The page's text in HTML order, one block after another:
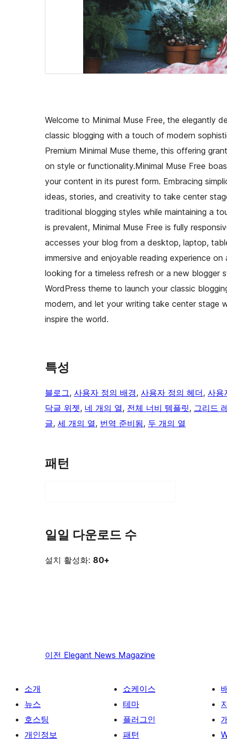
Welcome to Minimal Muse Free, the elegantly
classic blogging with a touch of modern
Premium Minimal Muse theme, this offering
on style or functionality.Minimal Muse Free
your content in its purest form. Embracing
ideas, stories, and creativity to take center
traditional blogging styles while maintaining a
is prevalent, Minimal Muse Free is fully
accesses your blog from a desktop, laptop,
immersive and enjoyable reading experience
looking for a timeless refresh or a new blogger
WordPress theme to launch your classic
modern, and let your writing take center stage
inspire the world.
특성
블로그, 사용자 정의 배경, 사용자 정의 헤더, 사용
닥글 위젯, 네 개의 열, 전체 너비 템플릿, 그리드
글, 세 개의 열, 번역 준비됨, 두 개의 열
패턴
일일 다운로드 수
설치 활성화: 80+
이전 Elegant News Magazine
소개
뉴스
호스팅
개인정보
쇼케이스
테마
플러그인
패턴